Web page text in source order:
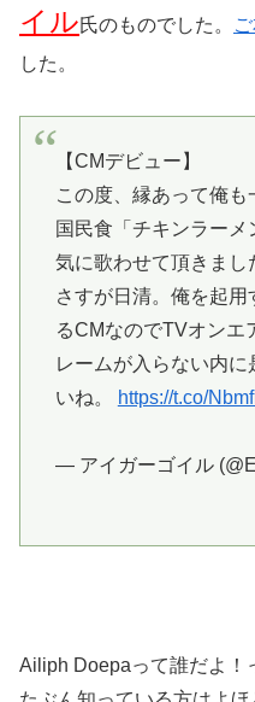
イル氏のものでした。
した。
【CMデビュー】
この度、縁あって俺
国民食「チキンラーメ
気に歌わせて頂きまし
さすが日清。俺を起
るCMなのでTVオンエ
レームが入らない内
いね。
https://t.co/
— アイガーゴイル
Ailiph Doepaって誰だよ！